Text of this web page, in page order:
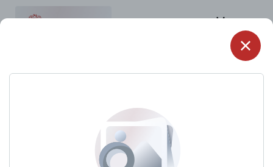
Menu